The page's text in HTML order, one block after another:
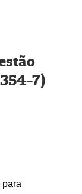
7)
para